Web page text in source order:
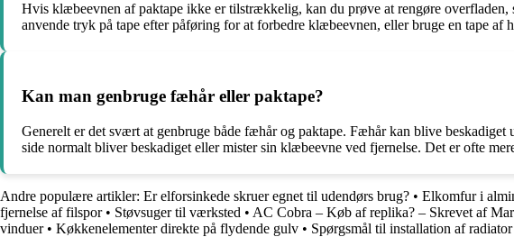
Hvis klæbeevnen af paktape ikke er tilstrækkelig, kan du prøve at rengøre
anvende tryk på tape efter påføring for at forbedre klæbeevnen, eller bruge en tape
Kan man genbruge fæhår eller paktape?
Generelt er det svært at genbruge både fæhår og paktape. Fæhår kan blive
side normalt bliver beskadiget eller mister sin klæbeevne ved fjernelse. Det er ofte
Andre populære artikler: Er elforsinkede skruer egnet til udendørs brug? • Elkomfur i
fjernelse af filspor• Støvsuger til værksted • AC Cobra – Køb af replika? – Skrevet af
vinduer• Køkkenelementer direkte på flydende gulv • Spørgsmål til installation af radiator